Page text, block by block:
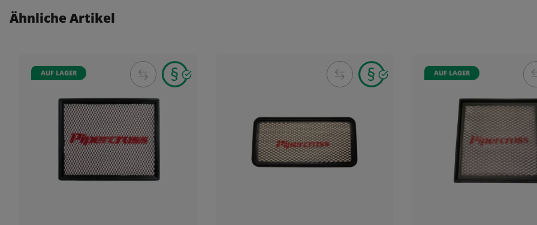
Ähnliche Artikel
AUF LAGER AUF LAGER